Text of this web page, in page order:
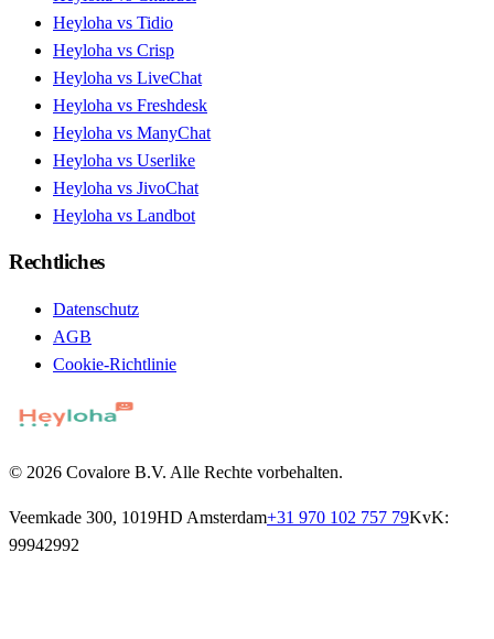
Heyloha vs Tidio
Heyloha vs Crisp
Heyloha vs LiveChat
Heyloha vs Freshdesk
Heyloha vs ManyChat
Heyloha vs Userlike
Heyloha vs JivoChat
Heyloha vs Landbot
Rechtliches
Datenschutz
AGB
Cookie-Richtlinie
© 2026 Covalore B.V. Alle Rechte vorbehalten.
Veemkade 300, 1019HD Amsterdam+31 970 102 757 79KvK:
99942992